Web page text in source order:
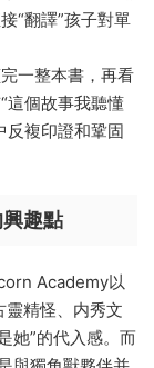
“翻譯”孩子對單
一整本書，再看
這個故事我聽懂
反複印證和鞏固
趣點
Academy以
精怪、内秀文
她”的代入感。而